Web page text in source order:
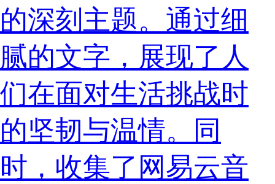
的深刻主题。通过细
腻的文字，展现了人
们在面对生活挑战时
的坚韧与温情。同
时，收集了网易云音